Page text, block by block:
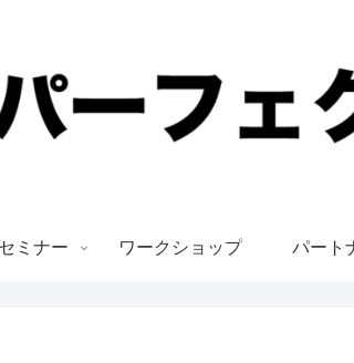
セミナー ワークショップ パート